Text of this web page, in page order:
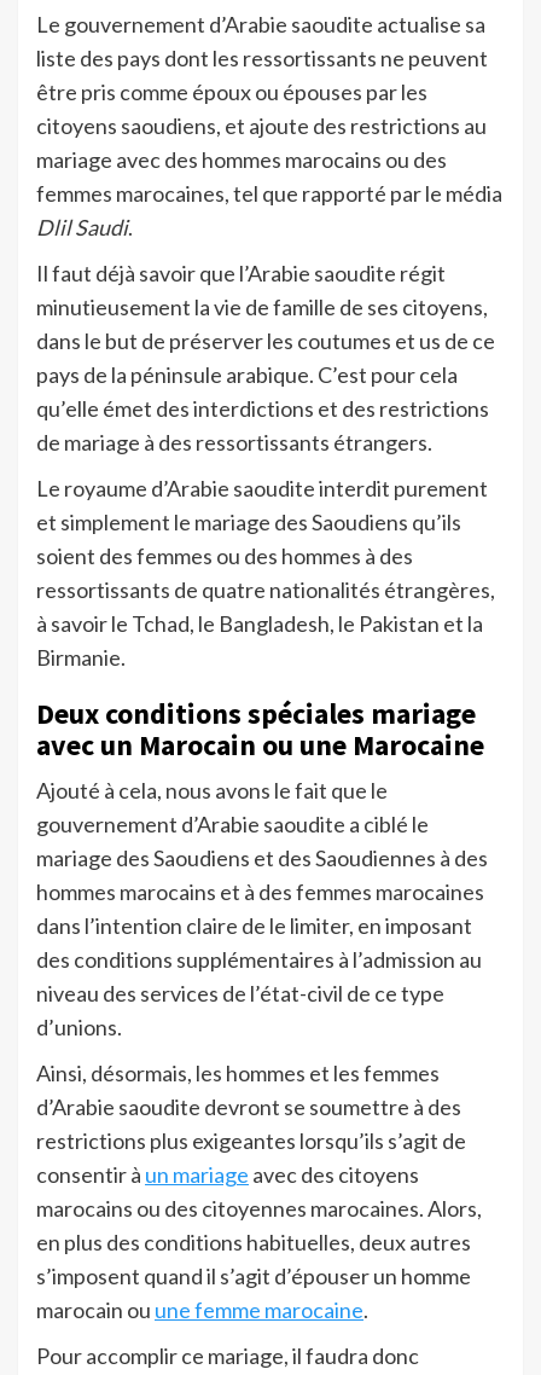
Le gouvernement d’Arabie saoudite actualise sa
liste des pays dont les ressortissants ne peuvent
être pris comme époux ou épouses par les
citoyens saoudiens, et ajoute des restrictions au
mariage avec des hommes marocains ou des
femmes marocaines, tel que rapporté par le média
Dlil Saudi.
Il faut déjà savoir que l’Arabie saoudite régit
minutieusement la vie de famille de ses citoyens,
dans le but de préserver les coutumes et us de ce
pays de la péninsule arabique. C’est pour cela
qu’elle émet des interdictions et des restrictions
de mariage à des ressortissants étrangers.
Le royaume d’Arabie saoudite interdit purement
et simplement le mariage des Saoudiens qu’ils
soient des femmes ou des hommes à des
ressortissants de quatre nationalités étrangères,
à savoir le Tchad, le Bangladesh, le Pakistan et la
Birmanie.
Deux conditions spéciales mariage
avec un Marocain ou une Marocaine
Ajouté à cela, nous avons le fait que le
gouvernement d’Arabie saoudite a ciblé le
mariage des Saoudiens et des Saoudiennes à des
hommes marocains et à des femmes marocaines
dans l’intention claire de le limiter, en imposant
des conditions supplémentaires à l’admission au
niveau des services de l’état-civil de ce type
d’unions.
Ainsi, désormais, les hommes et les femmes
d’Arabie saoudite devront se soumettre à des
restrictions plus exigeantes lorsqu’ils s’agit de
consentir à un mariage avec des citoyens
marocains ou des citoyennes marocaines. Alors,
en plus des conditions habituelles, deux autres
s’imposent quand il s’agit d’épouser un homme
marocain ou une femme marocaine.
Pour accomplir ce mariage, il faudra donc